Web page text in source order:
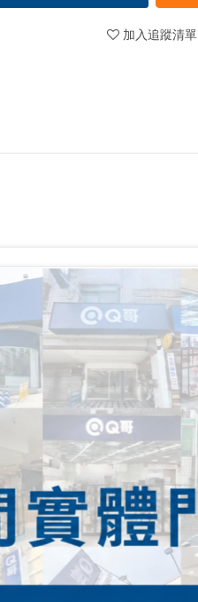
加入追蹤清單